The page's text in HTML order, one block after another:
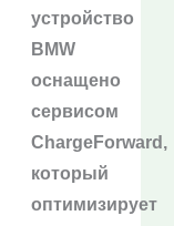
устройство
BMW
оснащено
сервисом
ChargeForward,
который
оптимизирует